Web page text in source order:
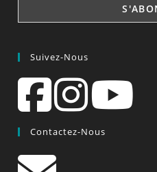
Suivez-Nous
Contactez-Nous